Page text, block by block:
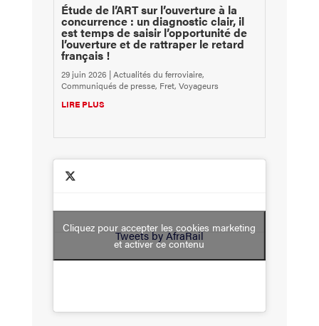
Étude de l’ART sur l’ouverture à la
concurrence : un diagnostic clair, il
est temps de saisir l’opportunité de
l’ouverture et de rattraper le retard
français !
29 juin 2026 |Actualités du ferroviaire,
Communiqués de presse, Fret, Voyageurs
LIRE PLUS
Tweets by AfraRail
Cliquez pour accepter les cookies marketing
et activer ce contenu